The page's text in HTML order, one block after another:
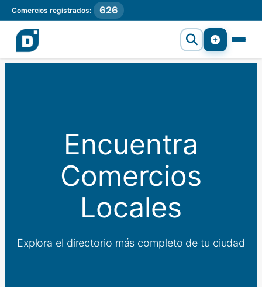
Comercios registrados: 626
Encuentra
Comercios
Locales
Explora el directorio más completo de tu ciudad